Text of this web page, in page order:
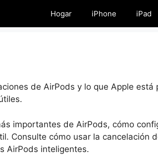
Hogar iPhone iPad
de AirPods y lo que Apple está
importantes de AirPods, cómo
Consulte cómo usar la cancelación
AirPods inteligentes.